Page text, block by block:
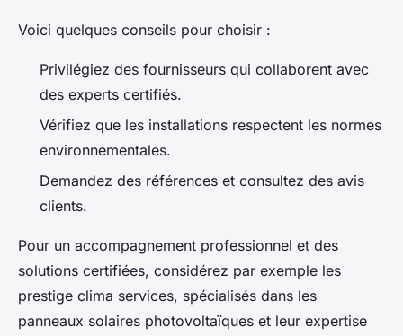
Voici quelques conseils pour choisir :
Privilégiez des fournisseurs qui collaborent avec
des experts certifiés.
Vérifiez que les installations respectent les normes
environnementales.
Demandez des références et consultez des avis
clients.
Pour un accompagnement professionnel et des
solutions certifiées, considérez par exemple les
prestige clima services, spécialisés dans les
panneaux solaires photovoltaïques et leur expertise